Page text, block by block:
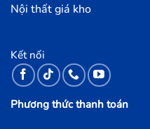
Nội thất giá kho
Kết nối
Phương thức thanh toán